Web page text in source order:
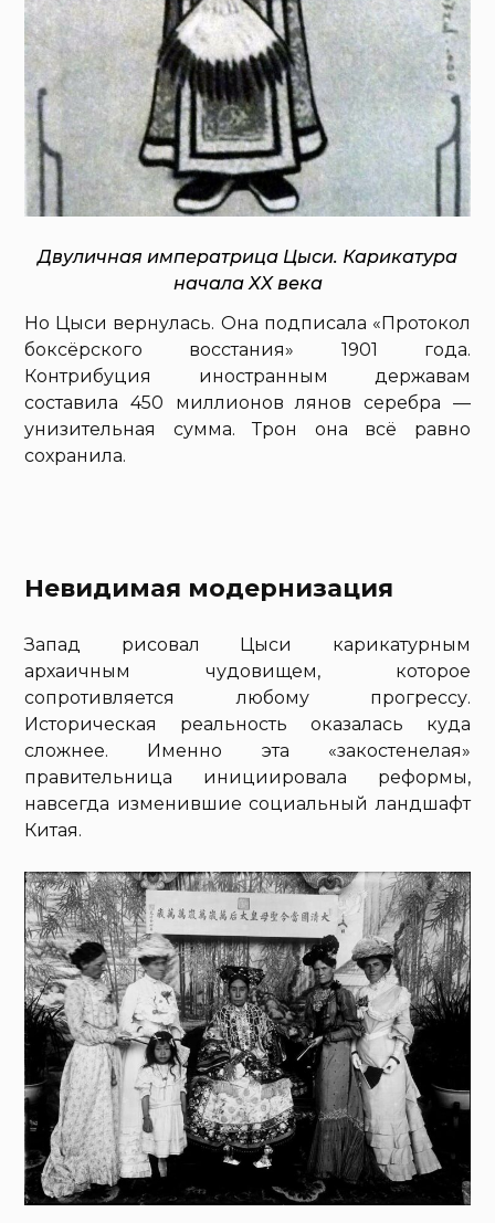
Двуличная императрица Цыси. Карикатура
начала XX века
Но Цыси вернулась. Она подписала «Протокол
боксёрского восстания» 1901 года.
Контрибуция иностранным державам
составила 450 миллионов лянов серебра —
унизительная сумма. Трон она всё равно
сохранила.
Невидимая модернизация
Запад рисовал Цыси карикатурным
архаичным чудовищем, которое
сопротивляется любому прогрессу.
Историческая реальность оказалась куда
сложнее. Именно эта «закостенелая»
правительница инициировала реформы,
навсегда изменившие социальный ландшафт
Китая.